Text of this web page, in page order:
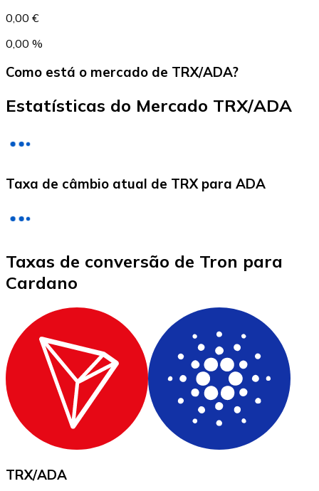
XRP
0,00 €
0,00 %
Como está o mercado de TRX/ADA?
Estatísticas do Mercado TRX/ADA
Taxa de câmbio atual de TRX para ADA
Taxas de conversão de Tron para
Cardano
TRX/ADA